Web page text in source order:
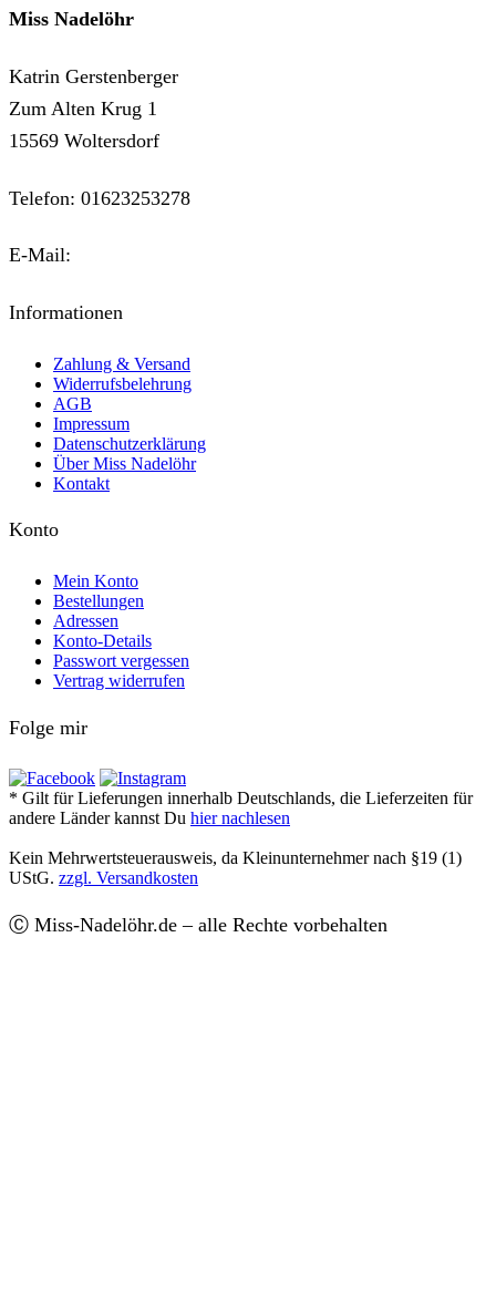
Miss Nadelöhr
Katrin Gerstenberger
Zum Alten Krug 1
15569 Woltersdorf
Telefon: 01623253278
E-Mail:
Informationen
Zahlung & Versand
Widerrufsbelehrung
AGB
Impressum
Datenschutzerklärung
Über Miss Nadelöhr
Kontakt
Konto
Mein Konto
Bestellungen
Adressen
Konto-Details
Passwort vergessen
Vertrag widerrufen
Folge mir
* Gilt für Lieferungen innerhalb Deutschlands, die Lieferzeiten für
andere Länder kannst Du hier nachlesen
Kein Mehrwertsteuerausweis, da Kleinunternehmer nach §19 (1)
UStG. zzgl. Versandkosten
Ⓒ Miss-Nadelöhr.de – alle Rechte vorbehalten